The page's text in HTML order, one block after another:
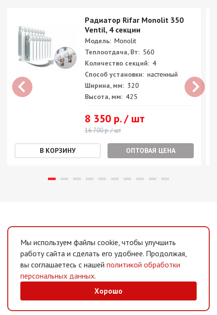
Радиатор Rifar Monolit 350
Ventil, 4 секции
Модель: Monolit
Теплоотдача, Вт: 560
Количество секций: 4
Способ установки: настенный
Ширина, мм: 320
Высота, мм: 425
8 350 р. / шт
16 700 р. / шт
ОПТОВАЯ ЦЕНА
Мы используем файлы cookie, чтобы улучшить
работу сайта и сделать его удобнее. Продолжая,
вы соглашаетесь с нашей политикой обработки
персональных данных.
Хорошо